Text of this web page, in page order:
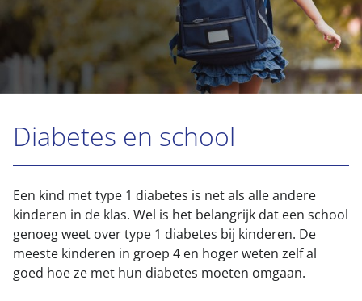
Diabetes en school
Een kind met type 1 diabetes is net als alle andere
kinderen in de klas. Wel is het belangrijk dat een school
genoeg weet over type 1 diabetes bij kinderen. De
meeste kinderen in groep 4 en hoger weten zelf al
goed hoe ze met hun diabetes moeten omgaan.